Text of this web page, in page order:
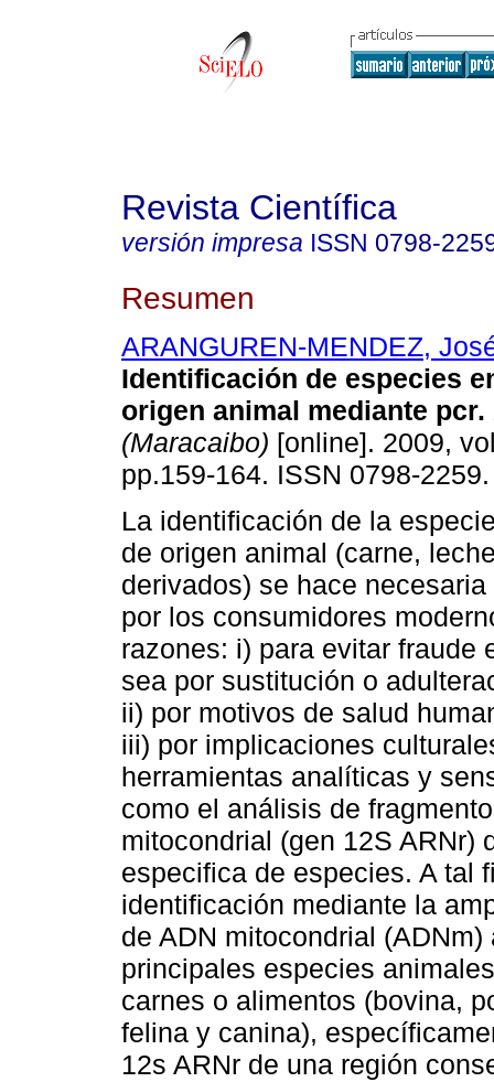
Revista Científica
versión impresa ISSN 0798-
Resumen
ARANGUREN-MENDEZ,
Identificación de especies
origen animal mediante pcr.
(Maracaibo) [online]. 2009,
pp.159-164. ISSN 0798-2259.
La identificación de la
de origen animal (carne,
derivados) se hace
por los consumidores
razones: i) para evitar fraude
sea por sustitución o
ii) por motivos de salud
iii) por implicaciones
herramientas analíticas y
como el análisis de
mitocondrial (gen 12S ARNr)
especifica de especies. A tal
identificación mediante la
de ADN mitocondrial
principales especies
carnes o alimentos (bovina,
felina y canina),
12s ARNr de una región